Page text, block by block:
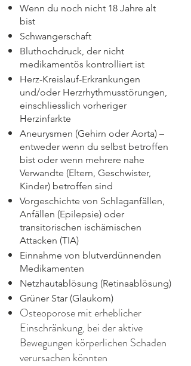
Wenn du noch nicht 18 Jahre alt
bist
Schwangerschaft
Bluthochdruck, der nicht
medikamentös kontrolliert ist
Herz-Kreislauf-Erkrankungen
und/oder Herzrhythmusstörungen,
einschliesslich vorheriger
Herzinfarkte
Aneurysmen (Gehirn oder Aorta) –
entweder wenn du selbst betroffen
bist oder wenn mehrere nahe
Verwandte (Eltern, Geschwister,
Kinder) betroffen sind
Vorgeschichte von Schlaganfällen,
Anfällen (Epilepsie) oder
transitorischen ischämischen
Attacken (TIA)
Einnahme von blutverdünnenden
Medikamenten
Netzhautablösung (Retinaablösung)
Grüner Star (Glaukom)
Osteoporose mit erheblicher
Einschränkung, bei der aktive
Bewegungen körperlichen Schaden
verursachen könnten